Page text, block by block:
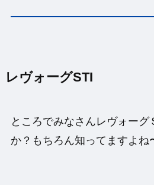
レヴォーグSTI
ところでみなさんレヴォーグ
か？もちろん知ってますよね